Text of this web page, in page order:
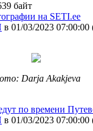
байт
на SETI.ee
в 01/03/2023 07:00:00
Darja Akakjeva
по времени
в 01/03/2023 07:00:00